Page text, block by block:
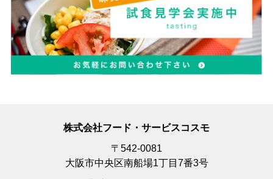
株式会社フード・サービスコスモ
〒542-0081
大阪市中央区南船場1丁目7番3号